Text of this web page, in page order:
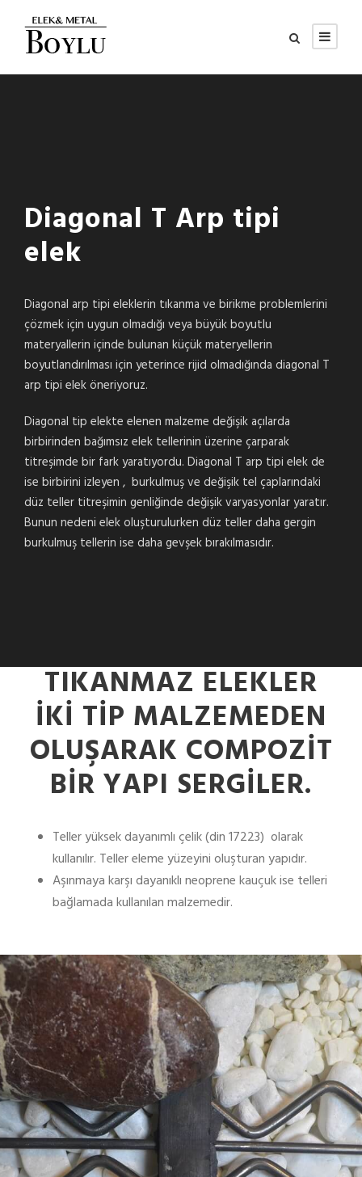
Diagonal T Arp tipi
elek
Diagonal arp tipi eleklerin tıkanma ve birikme problemlerini
çözmek için uygun olmadığı veya büyük boyutlu
materyallerin içinde bulunan küçük materyellerin
boyutlandırılması için yeterince rijid olmadığında diagonal T
arp tipi elek öneriyoruz.
Diagonal tip elekte elenen malzeme değişik açılarda
birbirinden bağımsız elek tellerinin üzerine çarparak
titreşimde bir fark yaratıyordu. Diagonal T arp tipi elek de
ise birbirini izleyen , burkulmuş ve değişik tel çaplarındaki
düz teller titreşimin genliğinde değişik varyasyonlar yaratır.
Bunun nedeni elek oluşturulurken düz teller daha gergin
burkulmuş tellerin ise daha gevşek bırakılmasıdır.
TIKANMAZ ELEKLER
IKI TIP MALZEMEDEN
OLUŞARAK COMPOZIT
BIR YAPI SERGILER.
Teller yüksek dayanımlı çelik (din 17223) olarak
kullanılır. Teller eleme yüzeyini oluşturan yapıdır.
Aşınmaya karşı dayanıklı neoprene kauçuk ise telleri
bağlamada kullanılan malzemedir.